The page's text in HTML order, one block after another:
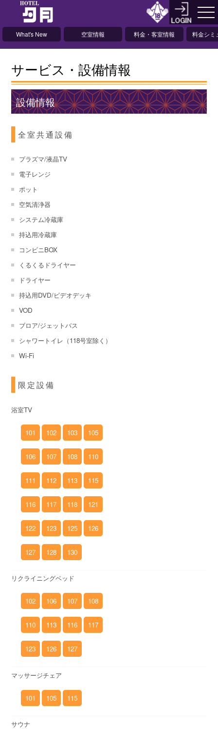
What's New 空室情報 料金・客室情報
料金シミ
ョ
サービス・設備情報
設備情報
全室共通設備
プラズマ/液晶TV
電子レンジ
ポット
空気清浄器
システム冷蔵庫
持込用冷蔵庫
コンビニBOX
くるくるドライヤー
ドライヤー
持込用DVD/ビデオデッキ
VOD
ブロア/ジェットバス
シャワートイレ（118号室除く）
Wi-Fi
限定設備
浴室TV
101 102 103 105
106 107 108 110
111 112 113 115
116 117 118 121
122 123 125 126
127 128 130
リクライニングベッド
102 106 107 108
110 113 116 117
123 126 127
マッサージチェア
101 105 115
サウナ